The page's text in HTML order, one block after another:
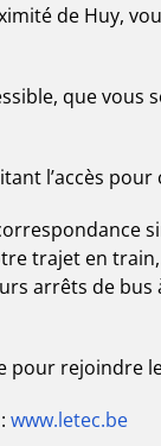
de Huy,
que vous
l’accès
trajet en train,
arrêts de
rejoindre
www.letec.be